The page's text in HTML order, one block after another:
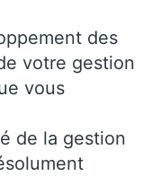
des
votre gestion
vous
de la gestion